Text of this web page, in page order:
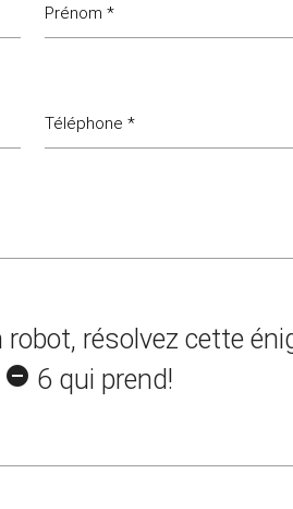
Prénom *
Téléphone *
résolvez cette
remove_circle 6 qui prend!